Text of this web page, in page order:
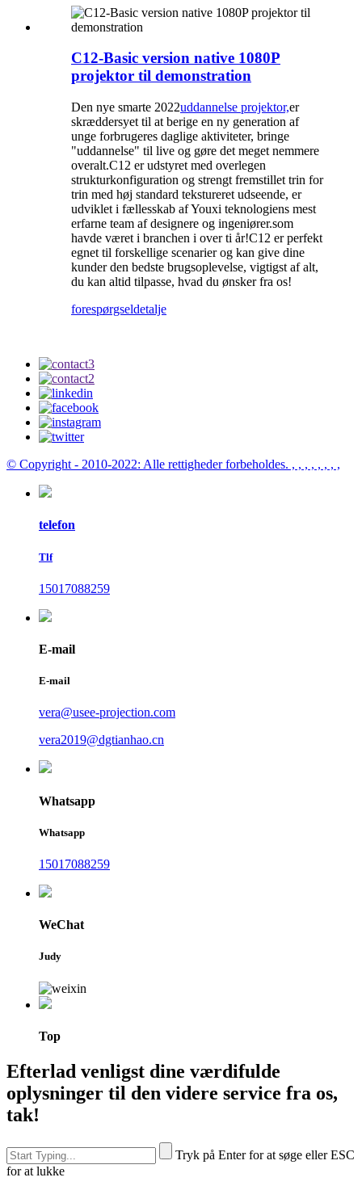
C12-Basic version native 1080P
projektor til demonstration
Den nye smarte 2022uddannelse projektor,er
skræddersyet til at berige en ny generation af
unge forbrugeres daglige aktiviteter, bringe
"uddannelse" til live og gøre det meget nemmere
overalt.C12 er udstyret med overlegen
strukturkonfiguration og strengt fremstillet trin for
trin med høj standard tekstureret udseende, er
udviklet i fællesskab af Youxi teknologiens mest
erfarne team af designere og ingeniører.som
havde været i branchen i over ti år!C12 er perfekt
egnet til forskellige scenarier og kan give dine
kunder den bedste brugsoplevelse, vigtigst af alt,
du kan altid tilpasse, hvad du ønsker fra os!
forespørgseldetalje
© Copyright - 2010-2022: Alle rettigheder forbeholdes. , , , , , , , ,
telefon
Tlf
15017088259
E-mail
E-mail
vera@usee-projection.com
vera2019@dgtianhao.cn
Whatsapp
Whatsapp
15017088259
WeChat
Judy
Top
Efterlad venligst dine værdifulde
oplysninger til den videre service fra os,
tak!
Tryk på Enter for at søge eller ESC
for at lukke